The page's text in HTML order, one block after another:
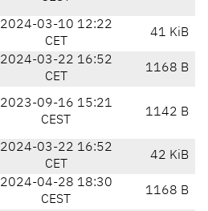
2024-03-10 12:22
CET
41 KiB
2024-03-22 16:52
CET
1168 B
2023-09-16 15:21
CEST
1142 B
2024-03-22 16:52
CET
42 KiB
2024-04-28 18:30
CEST
1168 B